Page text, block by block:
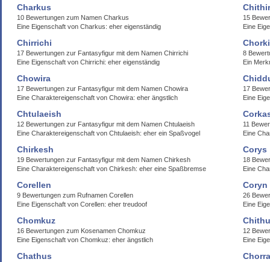
Charkus
10 Bewertungen zum Namen Charkus
Eine Eigenschaft von Charkus: eher eigenständig
15
Eine
Chirrichi
17 Bewertungen zur Fantasyfigur mit dem Namen Chirrichi
Eine Eigenschaft von Chirrichi: eher eigenständig
8
Ein
Chowira
17 Bewertungen zur Fantasyfigur mit dem Namen Chowira
Eine Charaktereigenschaft von Chowira: eher ängstlich
17
Eine
Chtulaeish
12 Bewertungen zur Fantasyfigur mit dem Namen Chtulaeish
Eine Charaktereigenschaft von Chtulaeish: eher ein Spaßvogel
11
Eine
Chirkesh
19 Bewertungen zur Fantasyfigur mit dem Namen Chirkesh
Eine Charaktereigenschaft von Chirkesh: eher eine Spaßbremse
Corys
18
Eine
Corellen
9 Bewertungen zum Rufnamen Corellen
Eine Eigenschaft von Corellen: eher treudoof
Coryn
26
Eine
Chomkuz
16 Bewertungen zum Kosenamen Chomkuz
Eine Eigenschaft von Chomkuz: eher ängstlich
12
Eine
Chathus